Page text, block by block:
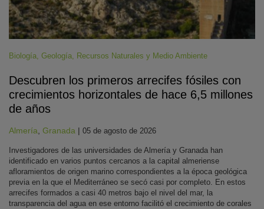
Biología, Geología, Recursos Naturales y Medio Ambiente
Descubren los primeros arrecifes fósiles con
crecimientos horizontales de hace 6,5 millones
de años
Almería, Granada | 05 de agosto de 2026
Investigadores de las universidades de Almería y Granada han
identificado en varios puntos cercanos a la capital almeriense
afloramientos de origen marino correspondientes a la época geológica
previa en la que el Mediterráneo se secó casi por completo. En estos
arrecifes formados a casi 40 metros bajo el nivel del mar, la
transparencia del agua en ese entorno facilitó el crecimiento de corales